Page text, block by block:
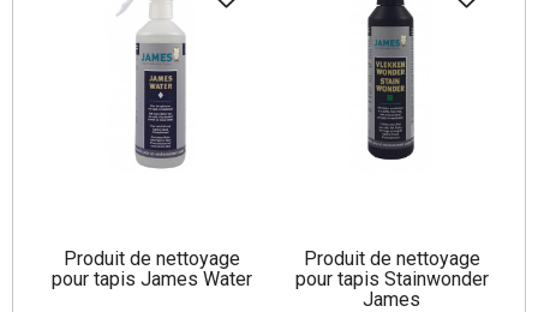
Produit de nettoyage
pour tapis James Water
Produit de nettoyage
pour tapis Stainwonder
James